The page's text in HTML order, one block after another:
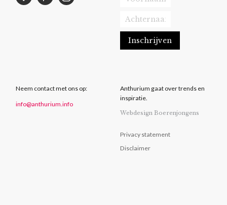
Neem contact met ons op:
info@anthurium.info
Anthurium gaat over trends en
inspiratie.
Webdesign Boerenjongens
Privacy statement
Disclaimer